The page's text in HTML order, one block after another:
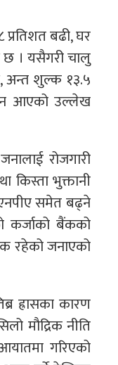
प्रतिशत बढी, घर
छ । यसैगरी चालु
अन्त शुल्क १३.५
आएको उल्लेख
रोजगारी
किस्ता भुक्तानी
समेत बढ्ने
कर्जाको बैंकको
रहेको जनाएको
ह्रासका कारण
मौद्रिक नीति
गरिएको